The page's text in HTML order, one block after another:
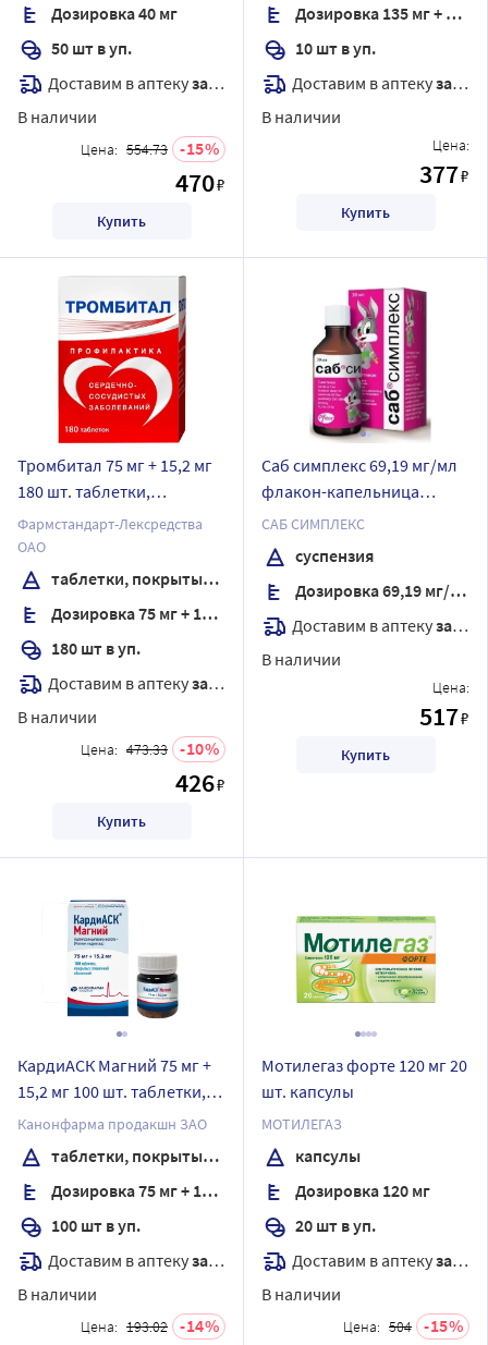
Дозировка 40 мг
50 шт в уп.
Доставим в аптекузавтра
В наличии
Цена: 554.73 15
470₽
Купить
Дозировка 135 мг + 84,43 мг
10 шт в уп.
Доставим в аптекузавтра
В наличии
Цена:
377₽
Купить
Тромбитал 75 мг + 15,2 мг
180 шт. таблетки,
покрытые пленочной
оболочкой
Фармстандарт-Лексредства
ОАО
таблетки, покрытые пленочной оболочкой
Дозировка 75 мг + 15,2 мг
180 шт в уп.
Доставим в аптекузавтра
В наличии
Цена: 473.33 10
426₽
Купить
Саб симплекс 69,19 мг/мл
флакон-капельница
суспензия 30 мл
САБ СИМПЛЕКС
суспензия
Дозировка 69,19 мг/мл
Доставим в аптекузавтра
В наличии
Цена:
517₽
Купить
КардиАСК Магний 75 мг +
15,2 мг 100 шт. таблетки,
покрытые пленочной
оболочкой банка
Канонфарма продакшн ЗАО
таблетки, покрытые пленочной оболочкой
Дозировка 75 мг + 15,2 мг
100 шт в уп.
Доставим в аптекузавтра
В наличии
Цена: 193.02 14
Мотилегаз форте 120 мг 20
шт. капсулы
МОТИЛЕГАЗ
капсулы
Дозировка 120 мг
20 шт в уп.
Доставим в аптекузавтра
В наличии
Цена: 504 15